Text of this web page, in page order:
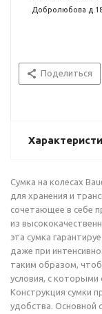
Добролюбова
Поделиться
Сумка на колесах
для хранения и
сочетающее в себе
из
эта сумка
даже при
таким образом,
условия, с
Конструкция сумки
удобства. Основной